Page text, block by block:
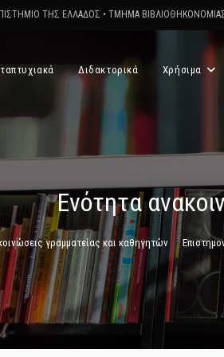
ΤΗΣ ΕΛΛΑΔΟΣ • ΤΜΗΜΑ
Διδακτορικά Χρήσιμα
Ενότητα
γραμματείας και καθηγητών >